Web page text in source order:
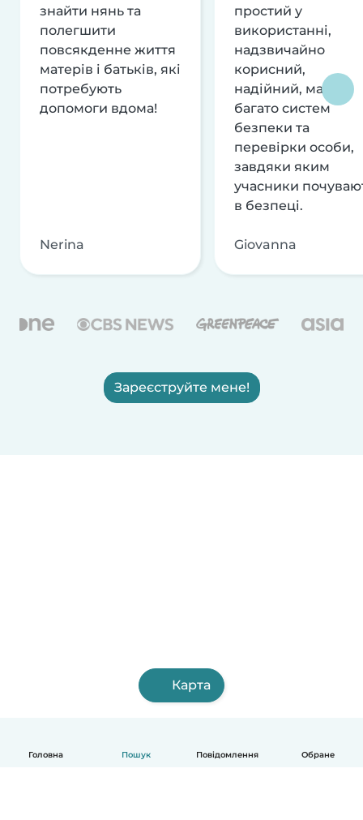
Головна Пошук Повідомлення Обране
знайти нянь та
полегшити
повсякденне життя
матерів і батьків, які
потребують
допомоги вдома!
Nerina
простий у
використанні,
надзвичайно
корисний,
надійний, має
багато систем
безпеки та
перевірки особи,
завдяки яким
учасники
в безпеці.
Giovanna
Зареєструйте мене!
Карта